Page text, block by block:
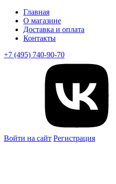
Главная
О магазине
Доставка и оплата
Контакты
+7 (495) 740-90-70
Войти на сайт Регистрация